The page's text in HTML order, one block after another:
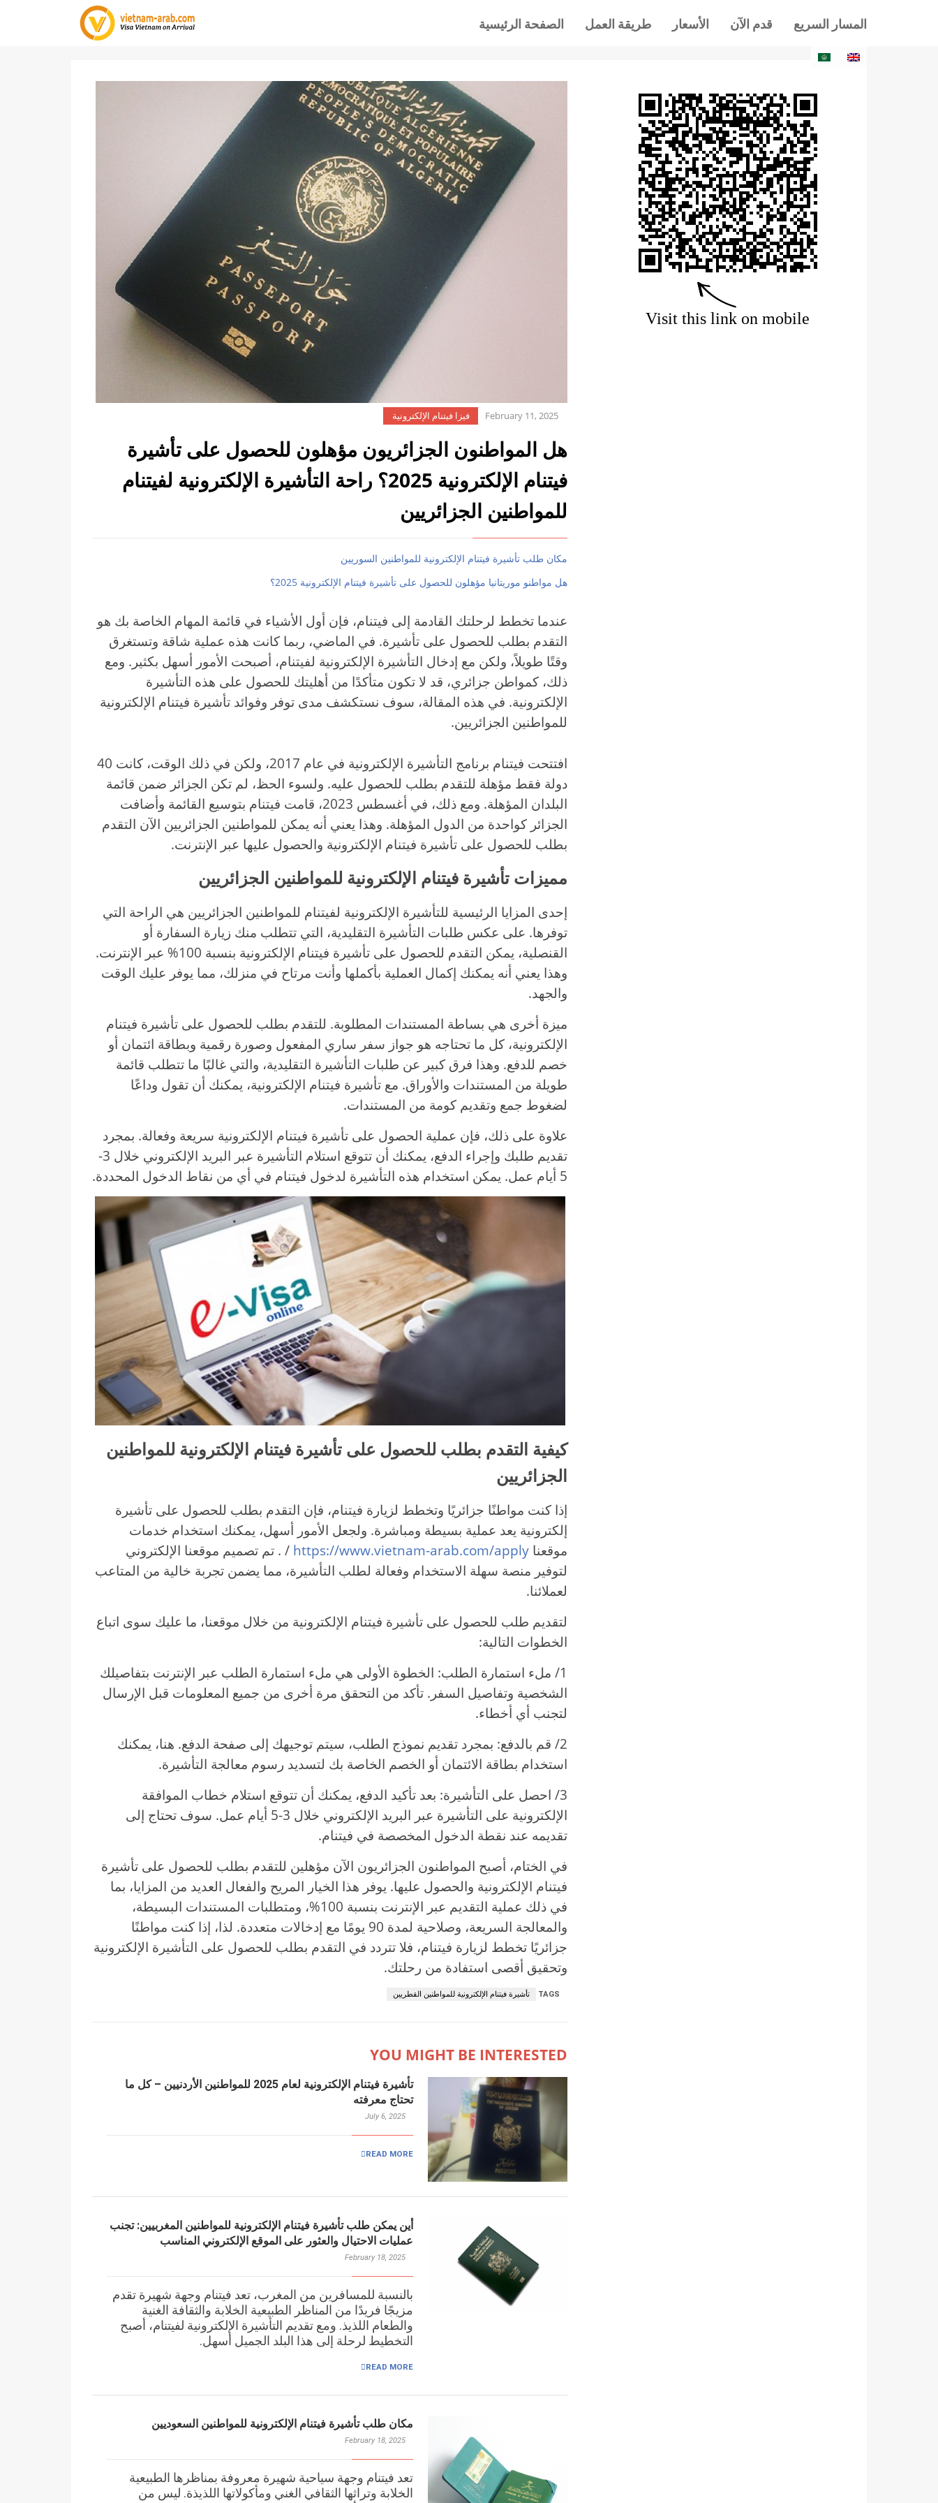
الصفحة الرئيسية طريقة العمل الأسعار قدم الآن المسار السريع
February 11, 2025 فيزا فيتنام الإلكترونية
هل المواطنون الجزائريون مؤهلون للحصول على تأشيرة
فيتنام الإلكترونية 2025؟ راحة التأشيرة الإلكترونية لفيتنام
للمواطنين الجزائريين
مكان طلب تأشيرة فيتنام الإلكترونية للمواطنين السوريين
هل مواطنو موريتانيا مؤهلون للحصول على تأشيرة فيتنام الإلكترونية 2025؟
عندما تخطط لرحلتك القادمة إلى فيتنام، فإن أول الأشياء في قائمة المهام الخاصة بك هو
التقدم بطلب للحصول على تأشيرة. في الماضي، ربما كانت هذه عملية شاقة وتستغرق
وقتًا طويلاً، ولكن مع إدخال التأشيرة الإلكترونية لفيتنام، أصبحت الأمور أسهل بكثير. ومع
ذلك، كمواطن جزائري، قد لا تكون متأكدًا من أهليتك للحصول على هذه التأشيرة
الإلكترونية. في هذه المقالة، سوف نستكشف مدى توفر وفوائد تأشيرة فيتنام الإلكترونية
للمواطنين الجزائريين.
افتتحت فيتنام برنامج التأشيرة الإلكترونية في عام 2017، ولكن في ذلك الوقت، كانت 40
دولة فقط مؤهلة للتقدم بطلب للحصول عليه. ولسوء الحظ، لم تكن الجزائر ضمن قائمة
البلدان المؤهلة. ومع ذلك، في أغسطس 2023، قامت فيتنام بتوسيع القائمة وأضافت
الجزائر كواحدة من الدول المؤهلة. وهذا يعني أنه يمكن للمواطنين الجزائريين الآن التقدم
بطلب للحصول على تأشيرة فيتنام الإلكترونية والحصول عليها عبر الإنترنت.
مميزات تأشيرة فيتنام الإلكترونية للمواطنين الجزائريين
إحدى المزايا الرئيسية للتأشيرة الإلكترونية لفيتنام للمواطنين الجزائريين هي الراحة التي
توفرها. على عكس طلبات التأشيرة التقليدية، التي تتطلب منك زيارة السفارة أو
القنصلية، يمكن التقدم للحصول على تأشيرة فيتنام الإلكترونية بنسبة 100% عبر الإنترنت.
وهذا يعني أنه يمكنك إكمال العملية بأكملها وأنت مرتاح في منزلك، مما يوفر عليك الوقت
والجهد.
ميزة أخرى هي بساطة المستندات المطلوبة. للتقدم بطلب للحصول على تأشيرة فيتنام
الإلكترونية، كل ما تحتاجه هو جواز سفر ساري المفعول وصورة رقمية وبطاقة ائتمان أو
خصم للدفع. وهذا فرق كبير عن طلبات التأشيرة التقليدية، والتي غالبًا ما تتطلب قائمة
طويلة من المستندات والأوراق. مع تأشيرة فيتنام الإلكترونية، يمكنك أن تقول وداعًا
لضغوط جمع وتقديم كومة من المستندات.
علاوة على ذلك، فإن عملية الحصول على تأشيرة فيتنام الإلكترونية سريعة وفعالة. بمجرد
تقديم طلبك وإجراء الدفع، يمكنك أن تتوقع استلام التأشيرة عبر البريد الإلكتروني خلال 3-
5 أيام عمل. يمكن استخدام هذه التأشيرة لدخول فيتنام في أي من نقاط الدخول المحددة.
كيفية التقدم بطلب للحصول على تأشيرة فيتنام الإلكترونية للمواطنين
الجزائريين
إذا كنت مواطنًا جزائريًا وتخطط لزيارة فيتنام، فإن التقدم بطلب للحصول على تأشيرة
إلكترونية يعد عملية بسيطة ومباشرة. ولجعل الأمور أسهل، يمكنك استخدام خدمات
موقعنا https://www.vietnam-arab.com/apply / . تم تصميم موقعنا الإلكتروني
لتوفير منصة سهلة الاستخدام وفعالة لطلب التأشيرة، مما يضمن تجربة خالية من المتاعب
لعملائنا.
لتقديم طلب للحصول على تأشيرة فيتنام الإلكترونية من خلال موقعنا، ما عليك سوى اتباع
الخطوات التالية:
1/ ملء استمارة الطلب: الخطوة الأولى هي ملء استمارة الطلب عبر الإنترنت بتفاصيلك
الشخصية وتفاصيل السفر. تأكد من التحقق مرة أخرى من جميع المعلومات قبل الإرسال
لتجنب أي أخطاء.
2/ قم بالدفع: بمجرد تقديم نموذج الطلب، سيتم توجيهك إلى صفحة الدفع. هنا، يمكنك
استخدام بطاقة الائتمان أو الخصم الخاصة بك لتسديد رسوم معالجة التأشيرة.
3/ احصل على التأشيرة: بعد تأكيد الدفع، يمكنك أن تتوقع استلام خطاب الموافقة
الإلكترونية على التأشيرة عبر البريد الإلكتروني خلال 3-5 أيام عمل. سوف تحتاج إلى
تقديمه عند نقطة الدخول المخصصة في فيتنام.
في الختام، أصبح المواطنون الجزائريون الآن مؤهلين للتقدم بطلب للحصول على تأشيرة
فيتنام الإلكترونية والحصول عليها. يوفر هذا الخيار المريح والفعال العديد من المزايا، بما
في ذلك عملية التقديم عبر الإنترنت بنسبة 100%، ومتطلبات المستندات البسيطة،
والمعالجة السريعة، وصلاحية لمدة 90 يومًا مع إدخالات متعددة. لذا، إذا كنت مواطنًا
جزائريًا تخطط لزيارة فيتنام، فلا تتردد في التقدم بطلب للحصول على التأشيرة الإلكترونية
وتحقيق أقصى استفادة من رحلتك.
TAGS تأشيرة فيتنام الإلكترونية للمواطنين القطريين
YOU MIGHT BE INTERESTED
تأشيرة فيتنام الإلكترونية لعام 2025 للمواطنين الأردنيين – كل ما
تحتاج معرفته
July 6, 2025
READ MORE
أين يمكن طلب تأشيرة فيتنام الإلكترونية للمواطنين المغربيين: تجنب
عمليات الاحتيال والعثور على الموقع الإلكتروني المناسب
February 18, 2025
بالنسبة للمسافرين من المغرب، تعد فيتنام وجهة شهيرة تقدم
مزيجًا فريدًا من المناظر الطبيعية الخلابة والثقافة الغنية
والطعام اللذيذ. ومع تقديم التأشيرة الإلكترونية لفيتنام، أصبح
التخطيط لرحلة إلى هذا البلد الجميل أسهل.
READ MORE
مكان طلب تأشيرة فيتنام الإلكترونية للمواطنين السعوديين
February 18, 2025
تعد فيتنام وجهة سياحية شهيرة معروفة بمناظرها الطبيعية
الخلابة وتراثها الثقافي الغني ومأكولاتها اللذيذة. ليس من
Visit this link on mobile